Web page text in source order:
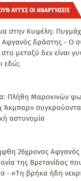
ΑΥΤΈΣ ΟΙ ΑΝΑΡΤΉΣΕΙΣ
στην Κυψέλη:
δράστης - Ο
μεταξύ δεν είναι
εδώ;
Πλήθη Μαροκινών
Άκμπαρ»
αστυνομία
26χρονος Αφγανός
της Βρετανίδας
‑ «Τη βρήκα ήδη